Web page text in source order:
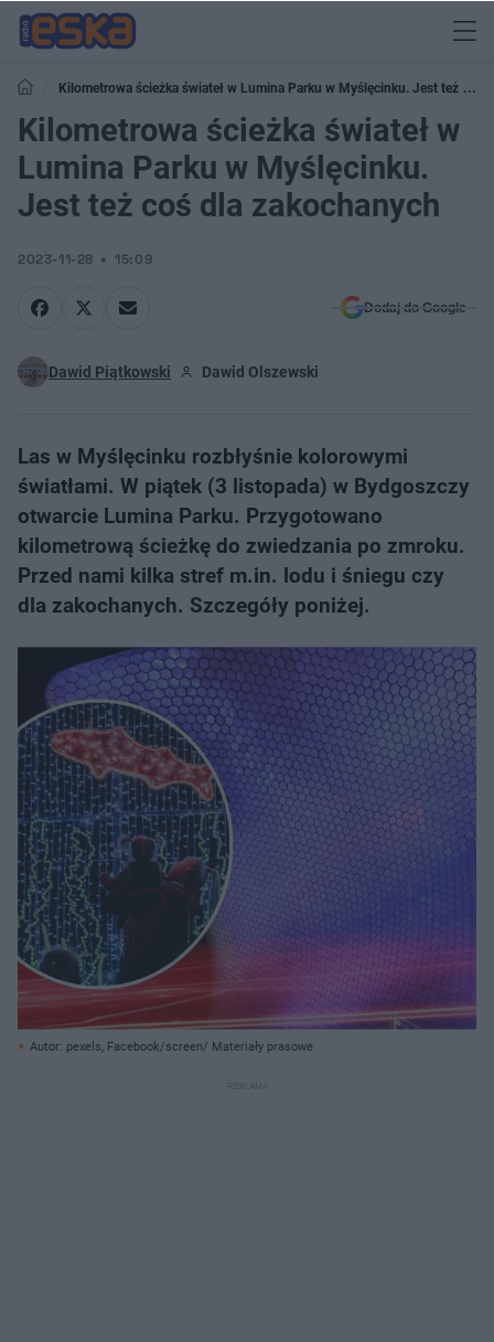
Kilometrowa ścieżka świateł w Lumina Parku w Myślęcinku. Jest też coś
dla zakochanych
Kilometrowa ścieżka świateł w
Lumina Parku w Myślęcinku.
Jest też coś dla zakochanych
2023-11-28 15:09
Dodaj do Google
Dawid Piątkowski Dawid Olszewski
Las w Myślęcinku rozbłyśnie kolorowymi
światłami. W piątek (3 listopada) w Bydgoszczy
otwarcie Lumina Parku. Przygotowano
kilometrową ścieżkę do zwiedzania po zmroku.
Przed nami kilka stref m.in. lodu i śniegu czy
dla zakochanych. Szczegóły poniżej.
Autor: pexels, Facebook/screen/ Materiały prasowe